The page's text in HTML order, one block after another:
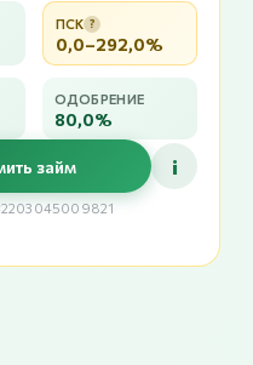
ПСК ?
0,0–292,0%
ОДОБРЕНИЕ
80,0%
займ i